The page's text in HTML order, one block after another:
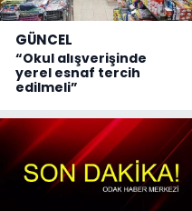
GÜNCEL
“Okul alışverişinde
yerel esnaf tercih
edilmeli”